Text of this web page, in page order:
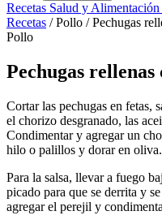
Recetas Salud y Alimentación
Recetas / Pollo / Pechugas
Pollo
Pechugas
Cortar las pechugas en fetas,
el chorizo desgranado, las
Condimentar y agregar un
hilo o palillos y dorar en oliva.
Para la salsa, llevar a fuego
picado para que se derrita y
agregar el perejil y